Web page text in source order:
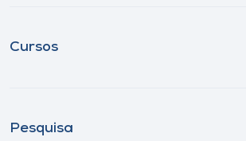
Cursos
Pesquisa